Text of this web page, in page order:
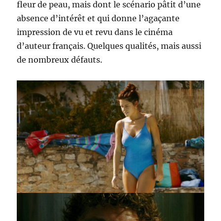
fleur de peau, mais dont le scénario pâtit d’une
absence d’intérêt et qui donne l’agaçante
impression de vu et revu dans le cinéma
d’auteur français. Quelques qualités, mais aussi
de nombreux défauts.